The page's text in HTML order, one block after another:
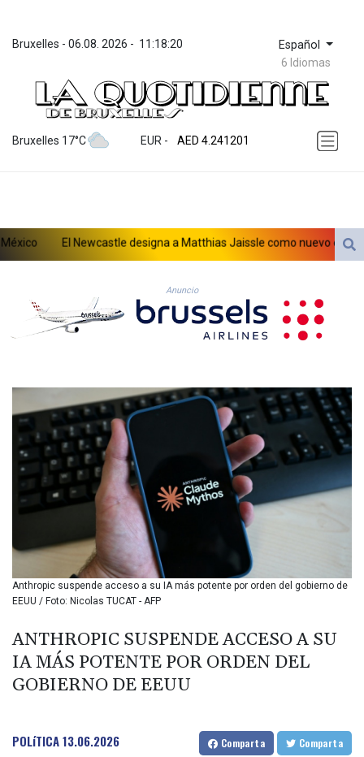
Bruxelles - 06.08. 2026 - 11:18:20 Español
6 Idiomas
Bruxelles 17°C EUR -
ZWL 371.86277
AED 4.241201
AFN 76.219915
ARS 1727.958172
AUD 1.63908
AZN 1.959559
BAM 1.954403
BBD 2.32254
BDT 142.738005
BMD 1.154855
BND 1.478624
BOB 14.004993
BRL 5.916207
BSD 1.153151
BTN 109.628664
BWP 15.63742
BYN 3.410563
BYR 22635.15384
BZD 2.319233
CAD 1.618125
CDF 2611.126427
CLP 1055.559908
CNY 7.795147
CNH 7.793913
COP 3675.544784
CUC 1.154855
CUP 30.603652
El Newcastle designa a Matthias Jaissle como nuevo entrenador
Anuncio
Anthropic suspende acceso a su IA más potente por orden del gobierno de
EEUU / Foto: Nicolas TUCAT - AFP
ANTHROPIC SUSPENDE ACCESO A SU
IA MÁS POTENTE POR ORDEN DEL
GOBIERNO DE EEUU
POLíTICA13.06.2026 Comparta Comparta